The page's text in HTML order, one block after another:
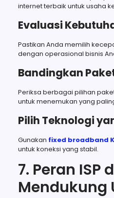
internet terbaik untuk usaha
Evaluasi
Pastikan Anda memilih
dengan operasional bisnis
Bandingkan
Periksa berbagai pilihan
untuk menemukan yang
Pilih Teknologi
Gunakan fixed broadband
untuk koneksi yang stabil.
7. Peran ISP
Mendukung